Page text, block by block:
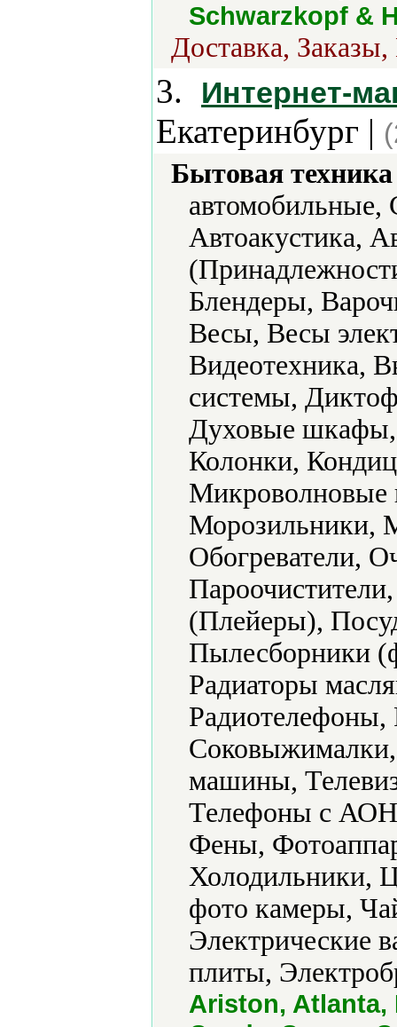
Schwarzkopf &
Доставка,
3. Интернет-
Екатеринбург |
Бытовая
автомобильные,
Автоакустика,
Блендеры,
Весы, Весы
Видеотехника,
системы,
Духовые шкафы,
Колонки,
Морозильники,
Обогреватели,
(Плейеры),
Пылесборники
Радиаторы
машины,
Телефоны с
Фены,
Холодильники,
фото камеры,
Электрические
плиты,
Ariston, Atlanta,